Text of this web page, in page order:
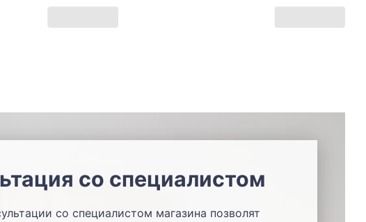
со специалистом
со специалистом магазина позволят